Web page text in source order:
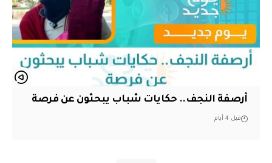
أرصفة النجف.. حكايات شباب يبحثون عن فرصة
قبل 4 أيام